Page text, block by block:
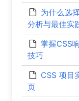
为什么选
分析与最佳实
掌握CSS
技巧
CSS 项目
页